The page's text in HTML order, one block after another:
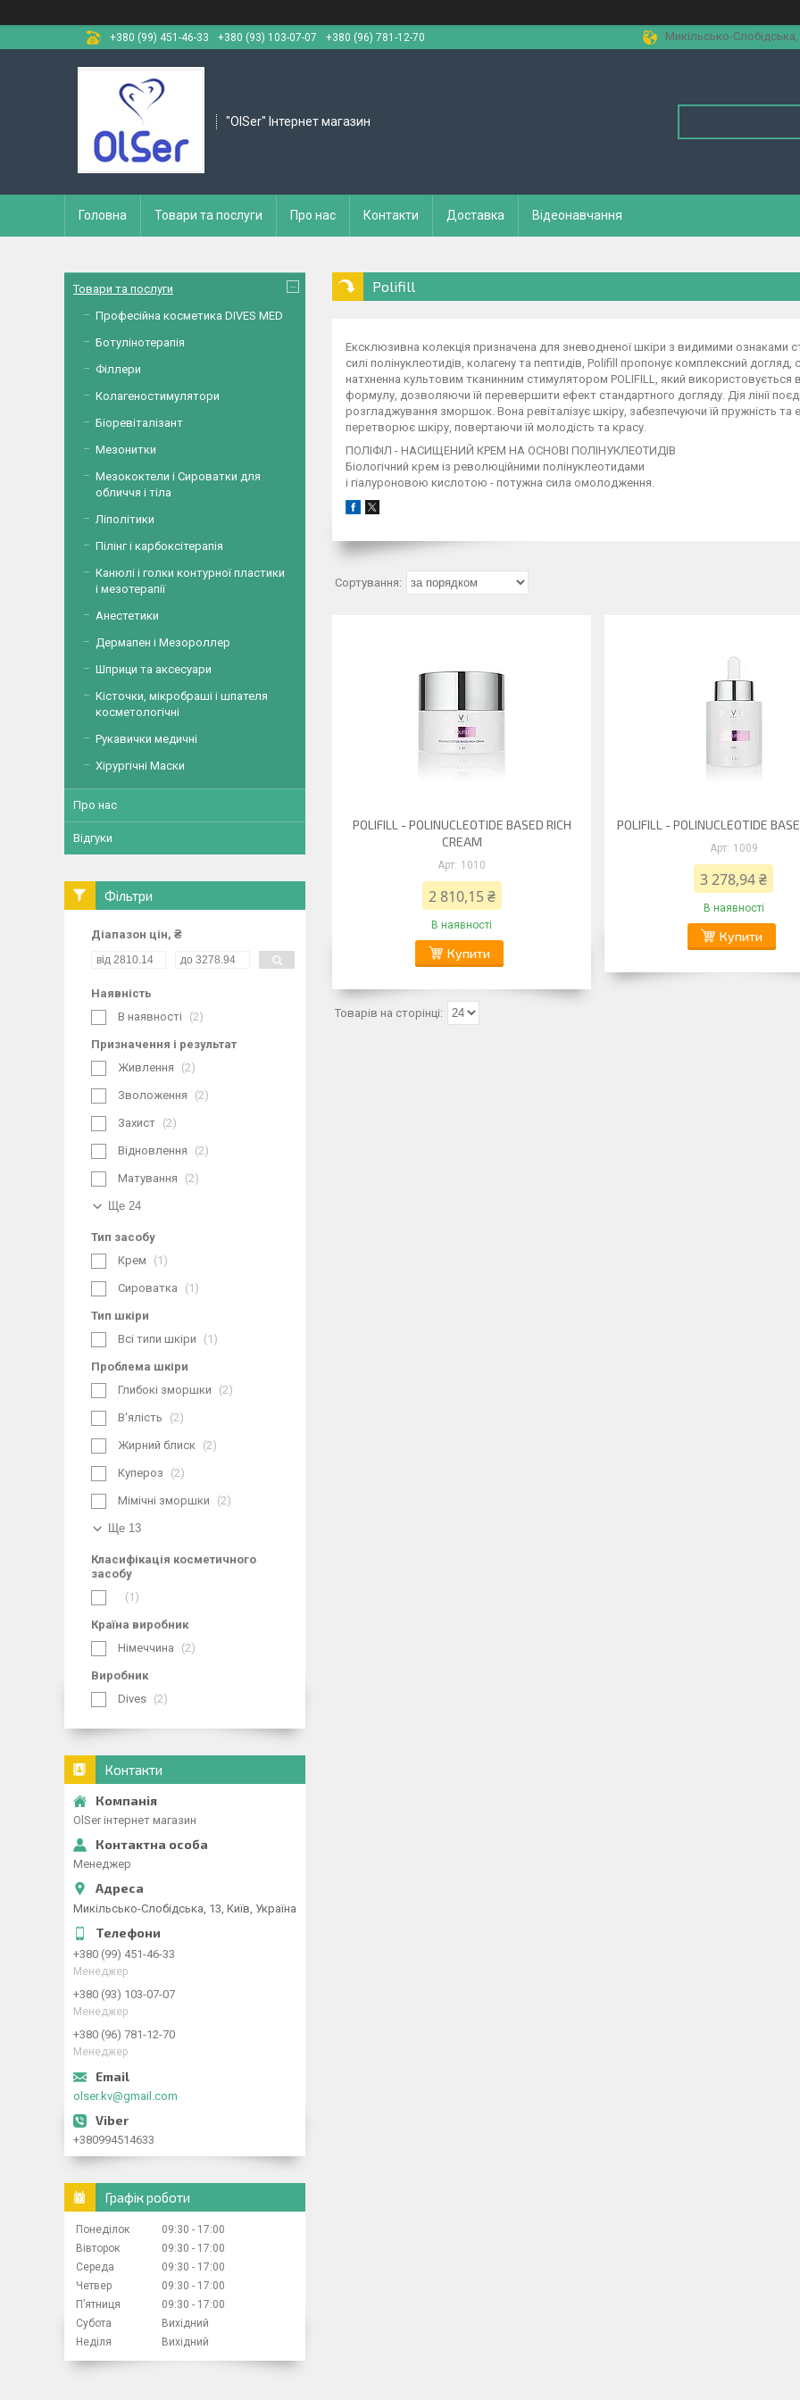
+380 (99) 451-46-33
+380 (93) 103-07-07 +380 (96) 781-12-70 Микільсько-Слобідська,
"OlSer" Інтернет магазин
Головна Товари та послуги Про нас Контакти Доставка Відеонавчання
Polifill
Ексклюзивна колекція призначена для зневодненої шкіри з видимими ознаками
силі полінуклеотидів, колагену та пептидів, Polifill пропонує комплексний догляд,
натхненна культовим тканинним стимулятором POLIFILL, який використовується
формулу, дозволяючи їй перевершити ефект стандартного догляду. Дія лінії
розгладжування зморшок. Вона ревіталізує шкіру, забезпечуючи їй пружність та
перетворює шкіру, повертаючи їй молодість та красу.
ПОЛІФІЛ - НАСИЩЕНИЙ КРЕМ НА ОСНОВІ ПОЛІНУКЛЕОТИДІВ
Біологічний крем із революційними полінуклеотидами
і гіалуроновою кислотою - потужна сила омолодження.
POLIFILL - POLINUCLEOTIDE BASED RICH
CREAM
1010
2 810,15 ₴
В наявності
Купити
POLIFILL - POLINUCLEOTIDE
1009
3 278,94 ₴
В наявності
Купити
Товари та послуги
Професійна косметика DIVES MED
Ботулінотерапія
Філлери
Колагеностимулятори
Біоревіталізант
Мезонитки
Мезококтели і Сироватки для
обличчя і тіла
Ліполітики
Пілінг і карбоксітерапія
Канюлі і голки контурної пластики
і мезотерапії
Анестетики
Дермапен і Мезороллер
Шприци та аксесуари
Кісточки, мікробраші і шпателя
косметологічні
Рукавички медичні
Хірургічні Маски
Про нас
Відгуки
Фільтри
Діапазон цін, ₴
Наявність
В наявності
2
Призначення і результат
Живлення
2
Зволоження 2
Захист 2
Відновлення 2
Матування 2
Ще 24
Тип засобу
Крем
1
Сироватка 1
Тип шкіри
Всі типи шкіри
1
Проблема шкіри
Глибокі зморшки
2
В'ялість 2
Жирний блиск 2
Купероз 2
Мімічні зморшки 2
Ще 13
Класифікація косметичного
засобу
1
Країна виробник
Німеччина
2
Виробник
Dives
2
Контакти
OlSer інтернет магазин
Менеджер
Микільсько-Слобідська, 13, Київ, Україна
+380 (99) 451-46-33
Менеджер
+380 (93) 103-07-07
Менеджер
+380 (96) 781-12-70
Менеджер
olser.kv@gmail.com
+380994514633
Графік роботи
Понеділок 09:30
17:00
Вівторок
09:30
17:00
Середа
09:30
17:00
Четвер
09:30
17:00
Пʼятниця
09:30
17:00
Субота
Вихідний
Неділя
Вихідний